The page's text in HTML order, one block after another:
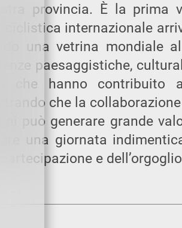
provincia. È la prima
ciclistica internazionale
una vetrina mondiale
paesaggistiche,
che hanno contribuito
che la
può generare grande
una giornata
partecipazione e